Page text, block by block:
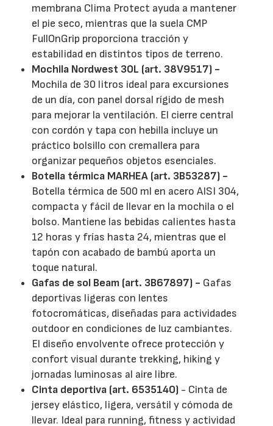
membrana Clima Protect ayuda a mantener
el pie seco, mientras que la suela CMP
FullOnGrip proporciona tracción y
estabilidad en distintos tipos de terreno.
Mochila Nordwest 30L (art. 38V9517) -
Mochila de 30 litros ideal para excursiones
de un día, con panel dorsal rígido de mesh
para mejorar la ventilación. El cierre central
con cordón y tapa con hebilla incluye un
práctico bolsillo con cremallera para
organizar pequeños objetos esenciales.
Botella térmica MARHEA (art. 3B53287) -
Botella térmica de 500 ml en acero AISI 304,
compacta y fácil de llevar en la mochila o el
bolso. Mantiene las bebidas calientes hasta
12 horas y frías hasta 24, mientras que el
tapón con acabado de bambú aporta un
toque natural.
Gafas de sol Beam (art. 3B67897) - Gafas
deportivas ligeras con lentes
fotocromáticas, diseñadas para actividades
outdoor en condiciones de luz cambiantes.
El diseño envolvente ofrece protección y
confort visual durante trekking, hiking y
jornadas luminosas al aire libre.
Cinta deportiva (art. 6535140) - Cinta de
jersey elástico, ligera, versátil y cómoda de
llevar. Ideal para running, fitness y actividad